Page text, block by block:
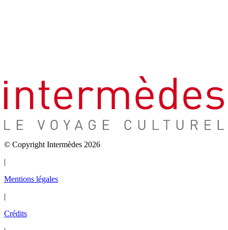
© Copyright Intermèdes 2026
|
Mentions légales
|
Crédits